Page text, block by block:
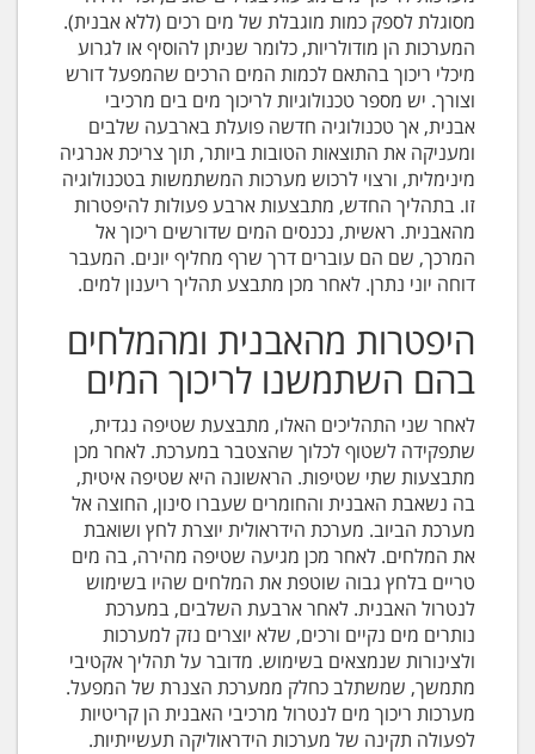
מסוגלת לספק כמות מוגבלת של מים רכים (ללא אבנית).
המערכות הן מודולריות, כלומר שניתן להוסיף או לגרוע
מיכלי ריכוך בהתאם לכמות המים הרכים שהמפעל דורש
וצורך. יש מספר טכנולוגיות לריכוך מים בים מרכיבי
אבנית, אך טכנולוגיה חדשה פועלת בארבעה שלבים
ומעניקה את התוצאות הטובות ביותר, תוך צריכת אנרגיה
מינימלית, ורצוי לרכוש מערכות המשתמשות בטכנולוגיה
זו. בתהליך החדש, מתבצעות ארבע פעולות להיפטרות
מהאבנית. ראשית, נכנסים המים שדורשים ריכוך אל
המרכך, שם הם עוברים דרך שרף מחליף יונים. המעבר
דוחה יוני נתרן. לאחר מכן מתבצע תהליך ריענון למים.
היפטרות מהאבנית ומהמלחים
בהם השתמשנו לריכוך המים
לאחר שני התהליכים האלו, מתבצעת שטיפה נגדית,
שתפקידה לשטוף לכלוך שהצטבר במערכת. לאחר מכן
מתבצעות שתי שטיפות. הראשונה היא שטיפה איטית,
בה נשאבת האבנית והחומרים שעברו סינון, החוצה אל
מערכת הביוב. מערכת הידראולית יוצרת לחץ ושואבת
את המלחים. לאחר מכן מגיעה שטיפה מהירה, בה מים
טריים בלחץ גבוה שוטפת את המלחים שהיו בשימוש
לנטרול האבנית. לאחר ארבעת השלבים, במערכת
נותרים מים נקיים ורכים, שלא יוצרים נזק למערכות
ולצינורות שנמצאים בשימוש. מדובר על תהליך אקטיבי
מתמשך, שמשתלב כחלק ממערכת הצנרת של המפעל.
מערכות ריכוך מים לנטרול מרכיבי האבנית הן קריטיות
לפעולה תקינה של מערכות הידראוליקה תעשייתיות.